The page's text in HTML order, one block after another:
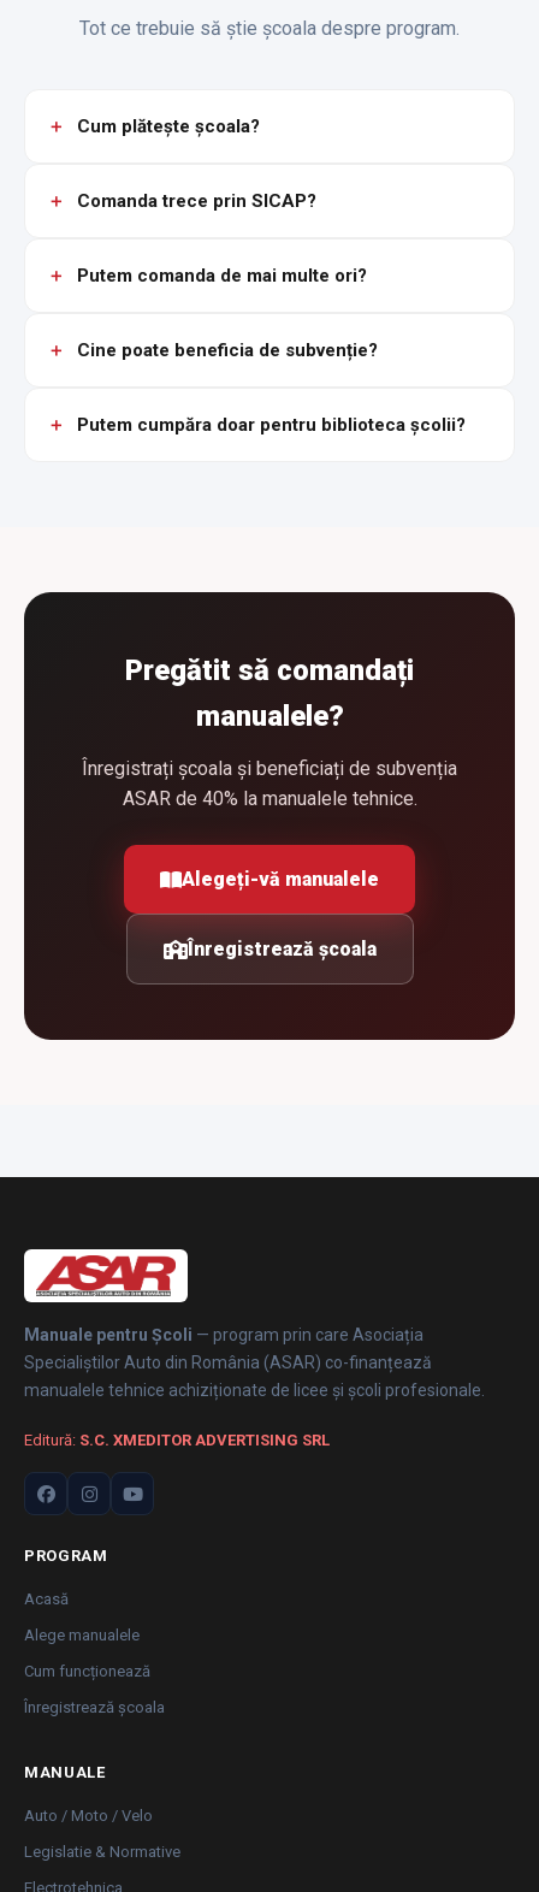
Tot ce trebuie să știe școala despre program.
Cum plătește școala?
Comanda trece prin SICAP?
Putem comanda de mai multe ori?
Cine poate beneficia de subvenție?
Putem cumpăra doar pentru biblioteca școlii?
Pregătit să comandați
manualele?
Înregistrați școala și beneficiați de subvenția
ASAR de 40% la manualele tehnice.
Alegeți-vă manualele
Înregistrează școala
Manuale pentru Școli — program prin care Asociația
Specialiștilor Auto din România (ASAR) co-finanțează
manualele tehnice achiziționate de licee și școli profesionale.
Editură: S.C. XMEDITOR ADVERTISING SRL
PROGRAM
Acasă
Alege manualele
Cum funcționează
Înregistrează școala
MANUALE
Auto / Moto / Velo
Legislatie & Normative
Electrotehnica